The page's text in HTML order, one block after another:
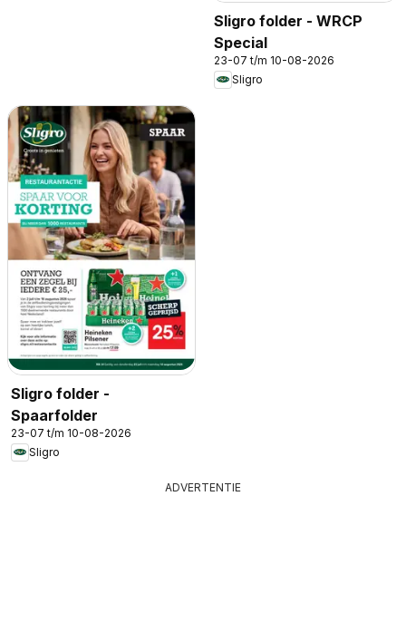
Sligro folder - WRCP
Special
23-07 t/m 10-08-2026
Sligro
Sligro folder -
Spaarfolder
23-07 t/m 10-08-2026
Sligro
ADVERTENTIE